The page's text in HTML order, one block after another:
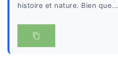
histoire et nature. Bien que...